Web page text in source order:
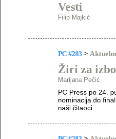
Vesti
Filip Majkić
PC #283 >
Žiri za
Marijana Pečić
PC Press po 24.
nominacija do
naši čitaoci...